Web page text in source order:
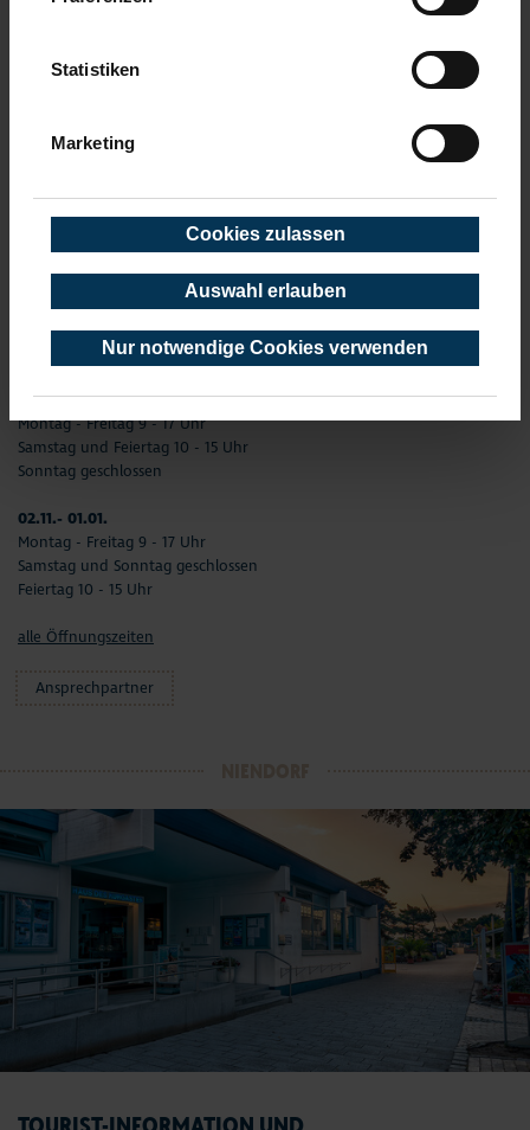
Statistiken
Marketing
Cookies zulassen
Auswahl erlauben
Nur notwendige Cookies verwenden
23669 Timmendorfer Strand
Telefax: 04503-3585-45
AKTUELLE ÖFFNUNGSZEITEN
01. Januar - 31. Dezember
Montag –Freitag 9 - 17 Uhr
Samstag und Sonntag geschlossen
Feiertag 10 - 15 Uhr
01.04. - 01.11.
Montag - Freitag 9 - 17 Uhr
Samstag und Feiertag 10 - 15 Uhr
Sonntag geschlossen
02.11.- 01.01.
Montag - Freitag 9 - 17 Uhr
Samstag und Sonntag geschlossen
Feiertag 10 - 15 Uhr
alle Öffnungszeiten
Ansprechpartner